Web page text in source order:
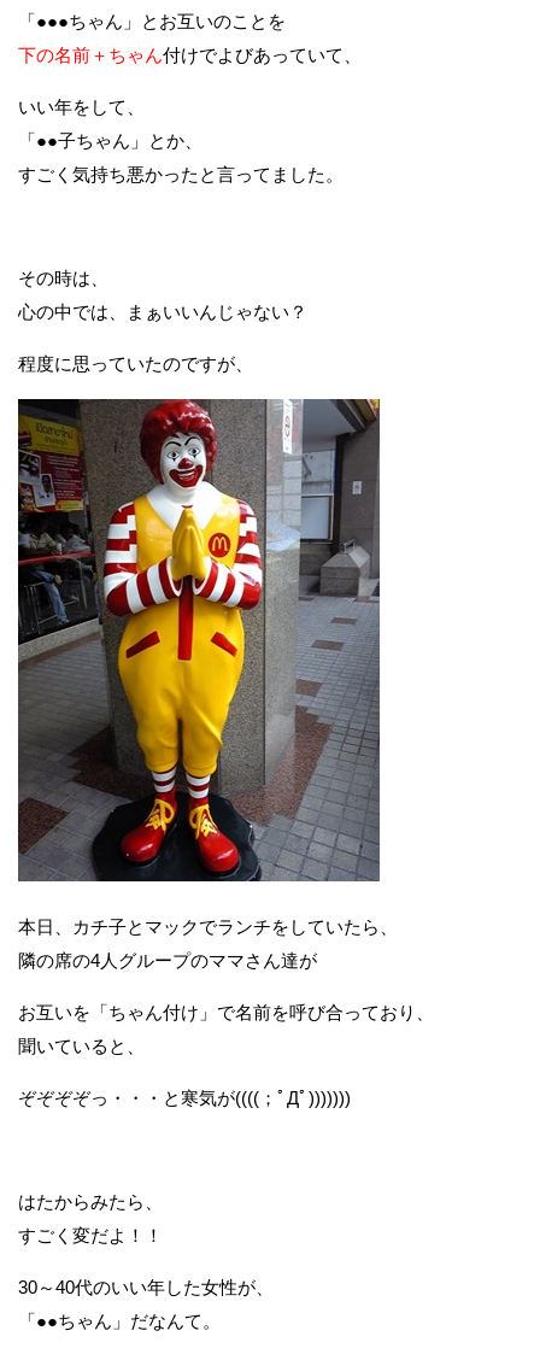
「●●●ちゃん」とお互いのことを
下の名前＋ちゃん付けでよびあっていて、
いい年をして、
「●●子ちゃん」とか、
すごく気持ち悪かったと言ってました。
その時は、
心の中では、まぁいいんじゃない？
程度に思っていたのですが、
本日、カチ子とマックでランチをしていたら、
隣の席の4人グループのママさん達が
お互いを「ちゃん付け」で名前を呼び合っており、
聞いていると、
ぞぞぞぞっ・・・と寒気が((((；ﾟДﾟ)))))))
はたからみたら、
すごく変だよ！！
30～40代のいい年した女性が、
「●●ちゃん」だなんて。